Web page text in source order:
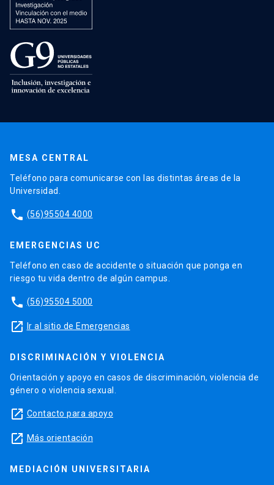
MESA CENTRAL
Teléfono para comunicarse con las distintas áreas de la
Universidad.
phone (56)95504 4000
EMERGENCIAS UC
Teléfono en caso de accidente o situación que ponga en
riesgo tu vida dentro de algún campus.
phone (56)95504 5000
launch Ir al sitio de Emergencias
DISCRIMINACIÓN Y VIOLENCIA
Orientación y apoyo en casos de discriminación, violencia de
género o violencia sexual.
launch Contacto para apoyo
launch Más orientación
MEDIACIÓN UNIVERSITARIA